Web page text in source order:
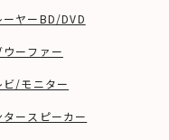
等)
ーヤーBD/DVD
ーファー
ビ/モニター
ースピーカー